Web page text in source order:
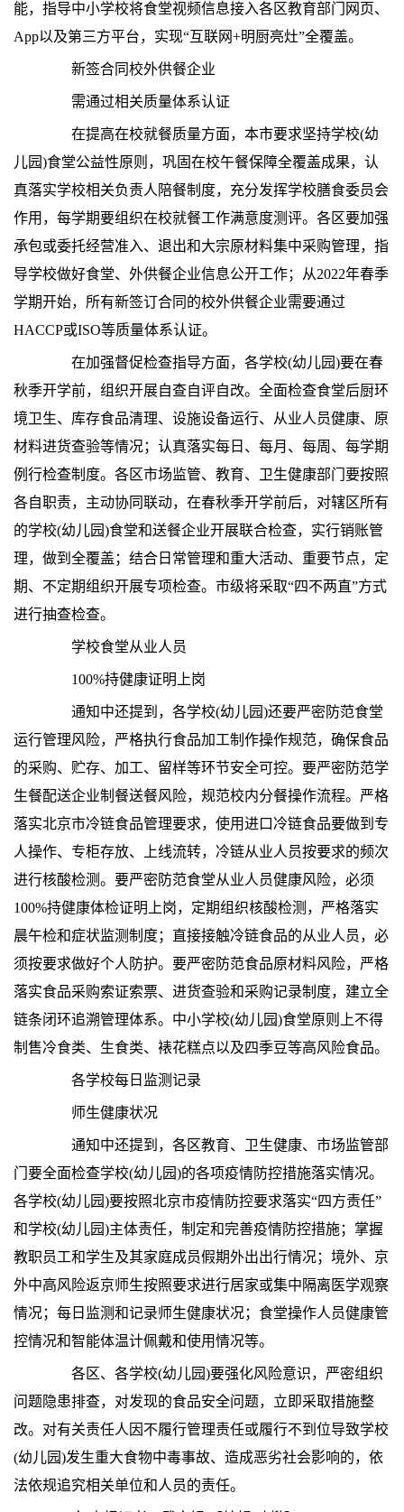
能，指导中小学校将食堂视频信息接入各区教育部门网页、
App以及第三方平台，实现“互联网+明厨亮灶”全覆盖。
新签合同校外供餐企业
需通过相关质量体系认证
在提高在校就餐质量方面，本市要求坚持学校(幼
儿园)食堂公益性原则，巩固在校午餐保障全覆盖成果，认
真落实学校相关负责人陪餐制度，充分发挥学校膳食委员会
作用，每学期要组织在校就餐工作满意度测评。各区要加强
承包或委托经营准入、退出和大宗原材料集中采购管理，指
导学校做好食堂、外供餐企业信息公开工作；从2022年春季
学期开始，所有新签订合同的校外供餐企业需要通过
HACCP或ISO等质量体系认证。
在加强督促检查指导方面，各学校(幼儿园)要在春
秋季开学前，组织开展自查自评自改。全面检查食堂后厨环
境卫生、库存食品清理、设施设备运行、从业人员健康、原
材料进货查验等情况；认真落实每日、每月、每周、每学期
例行检查制度。各区市场监管、教育、卫生健康部门要按照
各自职责，主动协同联动，在春秋季开学前后，对辖区所有
的学校(幼儿园)食堂和送餐企业开展联合检查，实行销账管
理，做到全覆盖；结合日常管理和重大活动、重要节点，定
期、不定期组织开展专项检查。市级将采取“四不两直”方式
进行抽查检查。
学校食堂从业人员
100%持健康证明上岗
通知中还提到，各学校(幼儿园)还要严密防范食堂
运行管理风险，严格执行食品加工制作操作规范，确保食品
的采购、贮存、加工、留样等环节安全可控。要严密防范学
生餐配送企业制餐送餐风险，规范校内分餐操作流程。严格
落实北京市冷链食品管理要求，使用进口冷链食品要做到专
人操作、专柜存放、上线流转，冷链从业人员按要求的频次
进行核酸检测。要严密防范食堂从业人员健康风险，必须
100%持健康体检证明上岗，定期组织核酸检测，严格落实
晨午检和症状监测制度；直接接触冷链食品的从业人员，必
须按要求做好个人防护。要严密防范食品原材料风险，严格
落实食品采购索证索票、进货查验和采购记录制度，建立全
链条闭环追溯管理体系。中小学校(幼儿园)食堂原则上不得
制售冷食类、生食类、裱花糕点以及四季豆等高风险食品。
各学校每日监测记录
师生健康状况
通知中还提到，各区教育、卫生健康、市场监管部
门要全面检查学校(幼儿园)的各项疫情防控措施落实情况。
各学校(幼儿园)要按照北京市疫情防控要求落实“四方责任”
和学校(幼儿园)主体责任，制定和完善疫情防控措施；掌握
教职员工和学生及其家庭成员假期外出出行情况；境外、京
外中高风险返京师生按照要求进行居家或集中隔离医学观察
情况；每日监测和记录师生健康状况；食堂操作人员健康管
控情况和智能体温计佩戴和使用情况等。
各区、各学校(幼儿园)要强化风险意识，严密组织
问题隐患排查，对发现的食品安全问题，立即采取措施整
改。对有关责任人因不履行管理责任或履行不到位导致学校
(幼儿园)发生重大食物中毒事故、造成恶劣社会影响的，依
法依规追究相关单位和人员的责任。